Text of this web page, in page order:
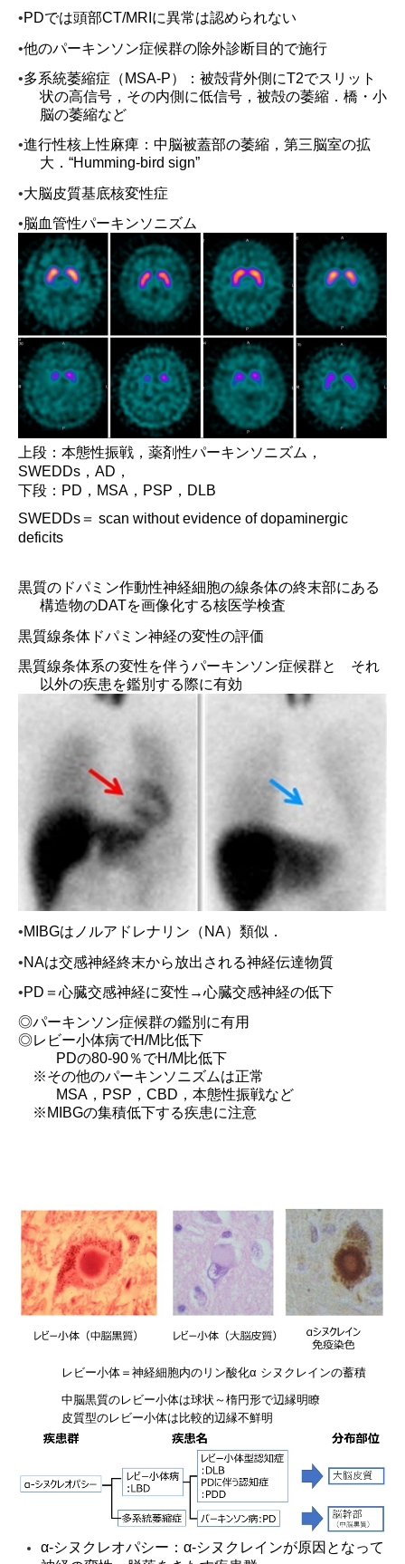
•PDでは頭部CT/MRI に異常は認められない
•他のパーキンソン症候群の除外診断目的で施行
•多系統萎縮症（ MSA-P）： 被殻背外側にT2でスリット
状の高信号，その内側に低信号，被殻の萎縮．橋・小
脳の萎縮など
•進行性核上性麻痺： 中脳被蓋部の萎縮，第三脳室の拡
大． “Humming-bird sign”
•大脳皮質基底核変性症
• 脳血管性パーキンソニズム
上段：本態性振戦，薬剤性パーキンソニズム，
SWEDDs ， AD ，
下段： PD ， MSA ， PSP ， DLB
SWEDDs ＝ scan without evidence of dopaminergic
deficits
黒質のドパミン作動性神経細胞の線条体の終末部にある
構造物のDATを画像化する核医学検査
黒質線条体ドパミン神経の変性の評価
黒質線条体系の変性を伴うパーキンソン症候群と それ
以外の疾患を鑑別する際に有効
•MIBGはノルアドレナリン（ NA）類似．
•NAは交感神経終末から放出される神経伝達物質
•PD ＝心臓交感神経に変性→心臓交感神経の低下
◎パーキンソン症候群の鑑別に有用
◎レビー小体病でH/M 比低下
PDの80-90％でH/M 比低下
※その他のパーキンソニズムは正常
MSA ， PSP ，CBD ，本態性振戦など
※MIBGの集積低下する疾患に注意
レビー小体＝神経細胞内のリン酸化α シヌクレインの蓄積
中脳黒質のレビー小体は球状～楕円形で辺縁明瞭
皮質型のレビー小体は比較的辺縁不鮮明
α-シヌクレオパシー： α-シヌクレインが原因となって